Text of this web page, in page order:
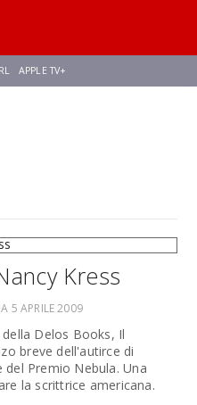
APPLE TV+
TREK
Kress
5 APRILE 2009
Delos Books, Il
breve dell'autirce di
Premio Nebula. Una
la scrittrice americana.